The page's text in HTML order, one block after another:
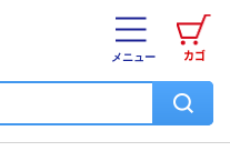
カゴ
メニュー